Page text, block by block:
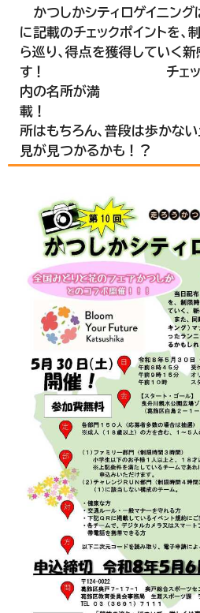
かつしかシティロゲイニング
に記載のチェックポイントを
ら巡り、得点を獲得していく
す！ チェックポイ
内の名所が満
載！ 知っ
所はもちろん、普段は歩かな
見が見つかるかも！？